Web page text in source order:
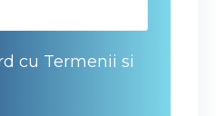
cu Termenii si